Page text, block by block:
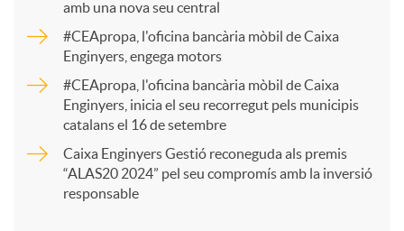
a
r
t
amb una nova seu central
#CEApropa, l'oficina bancària mòbil de Caixa
Enginyers, engega motors
#CEApropa, l'oficina bancària mòbil de Caixa
Enginyers, inicia el seu recorregut pels municipis
catalans el 16 de setembre
Caixa Enginyers Gestió reconeguda als premis
“ALAS20 2024” pel seu compromís amb la inversió
responsable